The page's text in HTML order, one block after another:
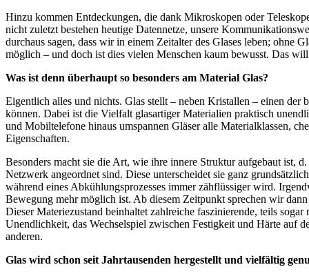
Hinzu kommen Entdeckungen, die dank Mikroskopen oder
nicht zuletzt bestehen heutige Datennetze, unsere
durchaus sagen, dass wir in einem Zeitalter des Glases leben; ohne
möglich – und doch ist dies vielen Menschen kaum bewusst. Das
Was ist denn überhaupt so besonders am Material Glas?
Eigentlich alles und nichts. Glas stellt – neben Kristallen – einen der
können. Dabei ist die Vielfalt glasartiger Materialien praktisch
und Mobiltelefone hinaus umspannen Gläser alle Materialklassen,
Eigenschaften.
Besonders macht sie die Art, wie ihre innere Struktur aufgebaut ist,
Netzwerk angeordnet sind. Diese unterscheidet sie ganz
während eines Abkühlungsprozesses immer zähflüssiger wird.
Bewegung mehr möglich ist. Ab diesem Zeitpunkt sprechen wir
Dieser Materiezustand beinhaltet zahlreiche faszinierende, teils
Unendlichkeit, das Wechselspiel zwischen Festigkeit und Härte auf
anderen.
Glas wird schon seit Jahrtausenden hergestellt und vielfältig